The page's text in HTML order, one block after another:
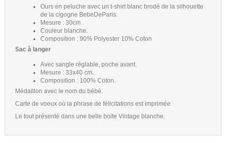
Ours en peluche avec un t-shirt blanc brodé de la silhouette
de la cigogne BebeDeParis.
Mesure : 30cm
Couleur blanche.
Composition : 90% Polyester 10% Coton
Sac à langer
Avec sangle réglable, poche avant.
Mesure : 33x40 cm.
Composition : 100% Coton.
Médaillon avec le nom du bébé.
Carte de voeux où la phrase de félicitations est imprimée
Le tout présenté dans une belle boite Vintage blanche.